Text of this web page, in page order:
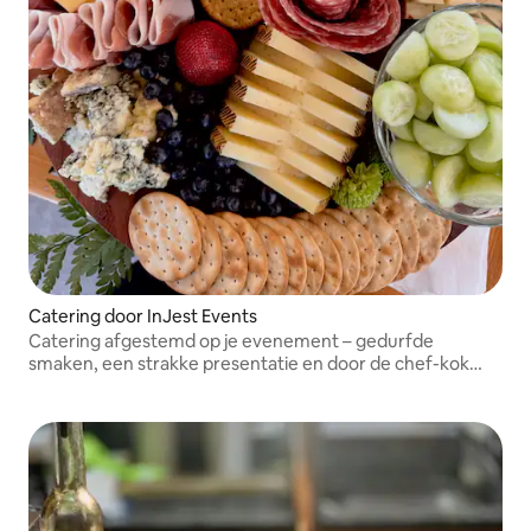
Catering door InJest Events
Catering afgestemd op je evenement – gedurfde
smaken, een strakke presentatie en door de chef-kok
bedrijfsretraites.